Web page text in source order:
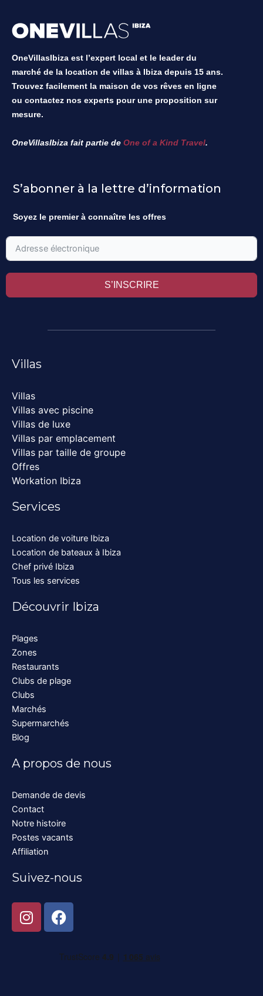
OneVillasIbiza est l’expert local et le leader du
marché de la location de villas à Ibiza depuis 15 ans.
Trouvez facilement la maison de vos rêves en ligne
ou contactez nos experts pour une proposition sur
mesure.
OneVillasIbiza fait partie de One of a Kind Travel.
S’abonner à la lettre d’information
Soyez le premier à connaître les offres
S’INSCRIRE
Villas
Villas
Villas avec piscine
Villas de luxe
Villas par emplacement
Villas par taille de groupe
Offres
Workation Ibiza
Services
Location de voiture Ibiza
Location de bateaux à Ibiza
Chef privé Ibiza
Tous les services
Découvrir Ibiza
Plages
Zones
Restaurants
Clubs de plage
Clubs
Marchés
Supermarchés
Blog
A propos de nous
Demande de devis
Contact
Notre histoire
Postes vacants
Affiliation
Suivez-nous
I
n
F
a
e